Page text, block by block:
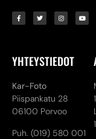
YHTEYSTIEDOT
Kar-Foto
Piispankatu 28
06100 Porvoo
Puh. (019) 580 001